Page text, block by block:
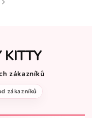
KITTY
zákazníků
zákazníků